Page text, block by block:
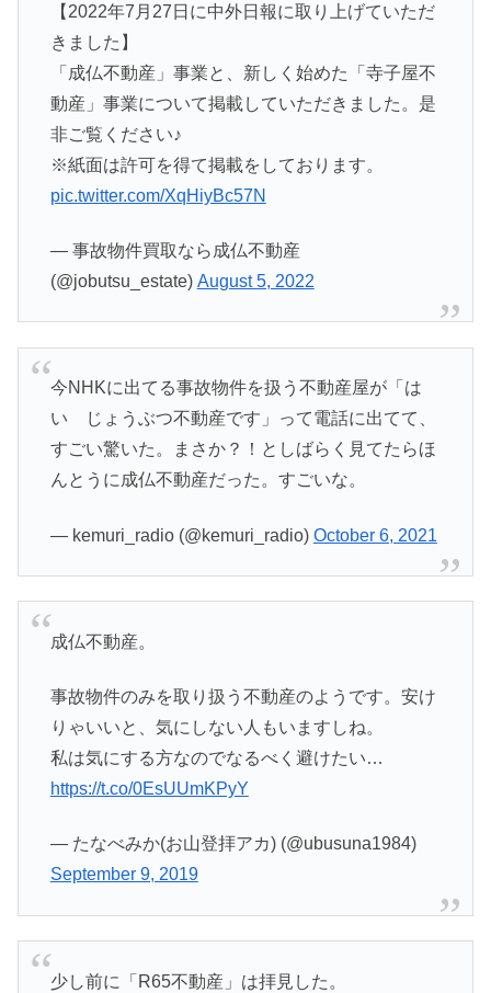
【2022年7月27日に中外日報に取り上げていただ
きました】
「成仏不動産」事業と、新しく始めた「寺子屋不
動産」事業について掲載していただきました。是
非ご覧ください♪
※紙面は許可を得て掲載をしております。
pic.twitter.com/XqHiyBc57N
— 事故物件買取なら成仏不動産
(@jobutsu_estate) August 5, 2022
今NHKに出てる事故物件を扱う不動産屋が「は
い じょうぶつ不動産です」って電話に出てて、
すごい驚いた。まさか？！としばらく見てたらほ
んとうに成仏不動産だった。すごいな。
— kemuri_radio (@kemuri_radio) October 6, 2021
成仏不動産。
事故物件のみを取り扱う不動産のようです。安け
りゃいいと、気にしない人もいますしね。
私は気にする方なのでなるべく避けたい…
https://t.co/0EsUUmKPyY
— たなべみか(お山登拝アカ) (@ubusuna1984)
September 9, 2019
少し前に「R65不動産」は拝見した。